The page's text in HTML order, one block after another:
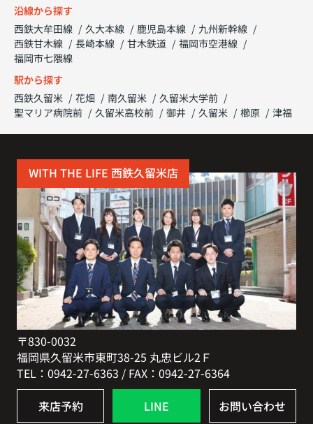
沿線から探す
西鉄大牟田線
久大本線 鹿児島本線
九州新幹線
西鉄甘木線
長崎本線 甘木鉄道
福岡市空港線
福岡市七隈線
駅から探す
西鉄久留米
花畑 南久留米
久留米大学前
聖マリア病院前
久留米高校前 御井 久留米 櫛原 津福
WITH THE LIFE 西鉄久留米店
〒830-0032
福岡県久留米市東町38-25 丸忠ビル2Ｆ
TEL：0942-27-6363 / FAX：0942-27-6364
来店予約 LINE お問い合わせ